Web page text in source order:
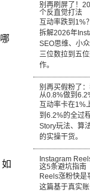
别再刷屏了！
个反直觉打法
互动率跌到1%
拆解2026年
SEO思维、小
三位数拉到五
作。
别再买假粉了
从0.8%做到
互动率卡在1%
到6.2%的全过
Story玩法、算
的实操干货。
Instagram
这5条避坑指南
Reels涨粉快是
这篇基于真实